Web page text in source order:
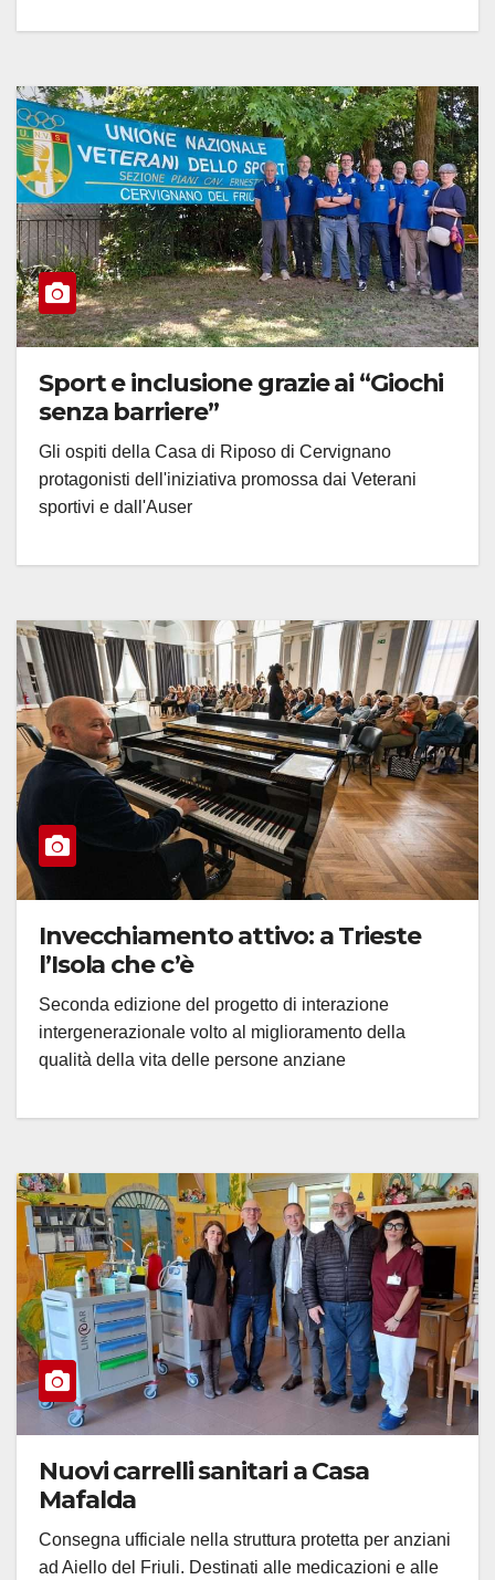
Sport e inclusione grazie ai “Giochi
senza barriere”
Gli ospiti della Casa di Riposo di Cervignano
protagonisti dell'iniziativa promossa dai Veterani
sportivi e dall'Auser
Invecchiamento attivo: a Trieste
l’Isola che c’è
Seconda edizione del progetto di interazione
intergenerazionale volto al miglioramento della
qualità della vita delle persone anziane
Nuovi carrelli sanitari a Casa
Mafalda
Consegna ufficiale nella struttura protetta per anziani
ad Aiello del Friuli. Destinati alle medicazioni e alle